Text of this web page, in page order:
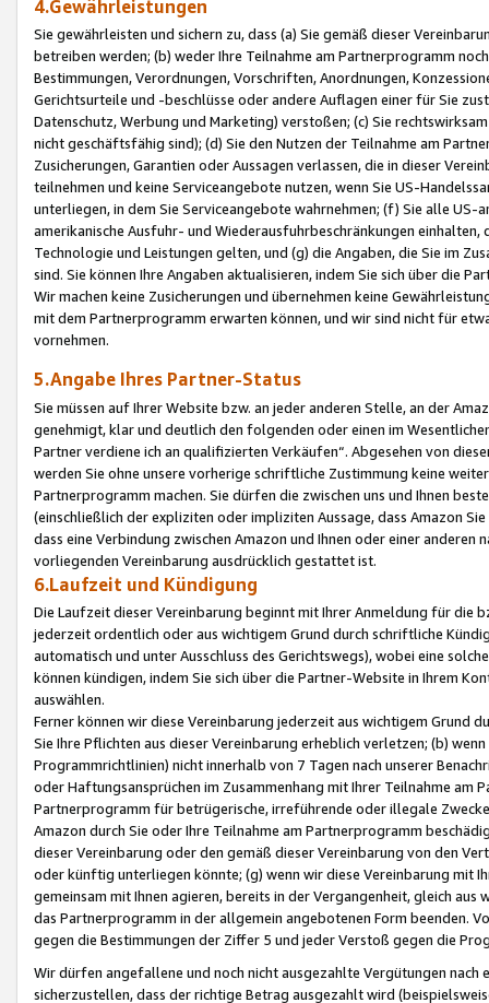
4.Gewährleistungen
Sie gewährleisten und sichern zu, dass (a) Sie gemäß dieser
betreiben werden; (b) weder Ihre Teilnahme am Partnerprogramm
Bestimmungen, Verordnungen, Vorschriften, Anordnungen,
Gerichtsurteile und -beschlüsse oder andere Auflagen einer für Sie
Datenschutz, Werbung und Marketing) verstoßen; (c) Sie
nicht geschäftsfähig sind); (d) Sie den Nutzen der Teilnahme am
Zusicherungen, Garantien oder Aussagen verlassen, die in dieser
teilnehmen und keine Serviceangebote nutzen, wenn Sie US-
unterliegen, in dem Sie Serviceangebote wahrnehmen; (f) Sie alle
amerikanische Ausfuhr- und Wiederausfuhrbeschränkungen
Technologie und Leistungen gelten, und (g) die Angaben, die Sie im
sind. Sie können Ihre Angaben aktualisieren, indem Sie sich über die
Wir machen keine Zusicherungen und übernehmen keine
mit dem Partnerprogramm erwarten können, und wir sind nicht für
vornehmen.
5.Angabe Ihres Partner-Status
Sie müssen auf Ihrer Website bzw. an jeder anderen Stelle, an der
genehmigt, klar und deutlich den folgenden oder einen im
Partner verdiene ich an qualifizierten Verkäufen“. Abgesehen von
werden Sie ohne unsere vorherige schriftliche Zustimmung keine
Partnerprogramm machen. Sie dürfen die zwischen uns und Ihnen
(einschließlich der expliziten oder impliziten Aussage, dass Amazon
dass eine Verbindung zwischen Amazon und Ihnen oder einer
vorliegenden Vereinbarung ausdrücklich gestattet ist.
6.Laufzeit und Kündigung
Die Laufzeit dieser Vereinbarung beginnt mit Ihrer Anmeldung für die
jederzeit ordentlich oder aus wichtigem Grund durch schriftliche
automatisch und unter Ausschluss des Gerichtswegs), wobei eine
können kündigen, indem Sie sich über die Partner-Website in Ihrem
auswählen.
Ferner können wir diese Vereinbarung jederzeit aus wichtigem Grund
Sie Ihre Pflichten aus dieser Vereinbarung erheblich verletzen; (b)
Programmrichtlinien) nicht innerhalb von 7 Tagen nach unserer
oder Haftungsansprüchen im Zusammenhang mit Ihrer Teilnahme am
Partnerprogramm für betrügerische, irreführende oder illegale
Amazon durch Sie oder Ihre Teilnahme am Partnerprogramm
dieser Vereinbarung oder den gemäß dieser Vereinbarung von den
oder künftig unterliegen könnte; (g) wenn wir diese Vereinbarung mit
gemeinsam mit Ihnen agieren, bereits in der Vergangenheit, gleich
das Partnerprogramm in der allgemein angebotenen Form beenden.
gegen die Bestimmungen der Ziffer 5 und jeder Verstoß gegen die
Wir dürfen angefallene und noch nicht ausgezahlte Vergütungen
sicherzustellen, dass der richtige Betrag ausgezahlt wird